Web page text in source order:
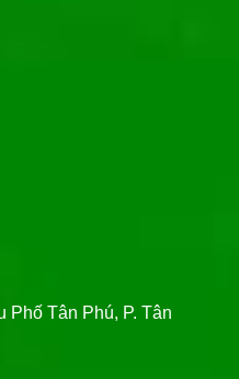
Tân Phú, P. Tân